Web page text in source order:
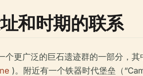
和时期的联系
个更广泛的巨石遗迹群的一部分，
)。附近有一个铁器时代堡垒（